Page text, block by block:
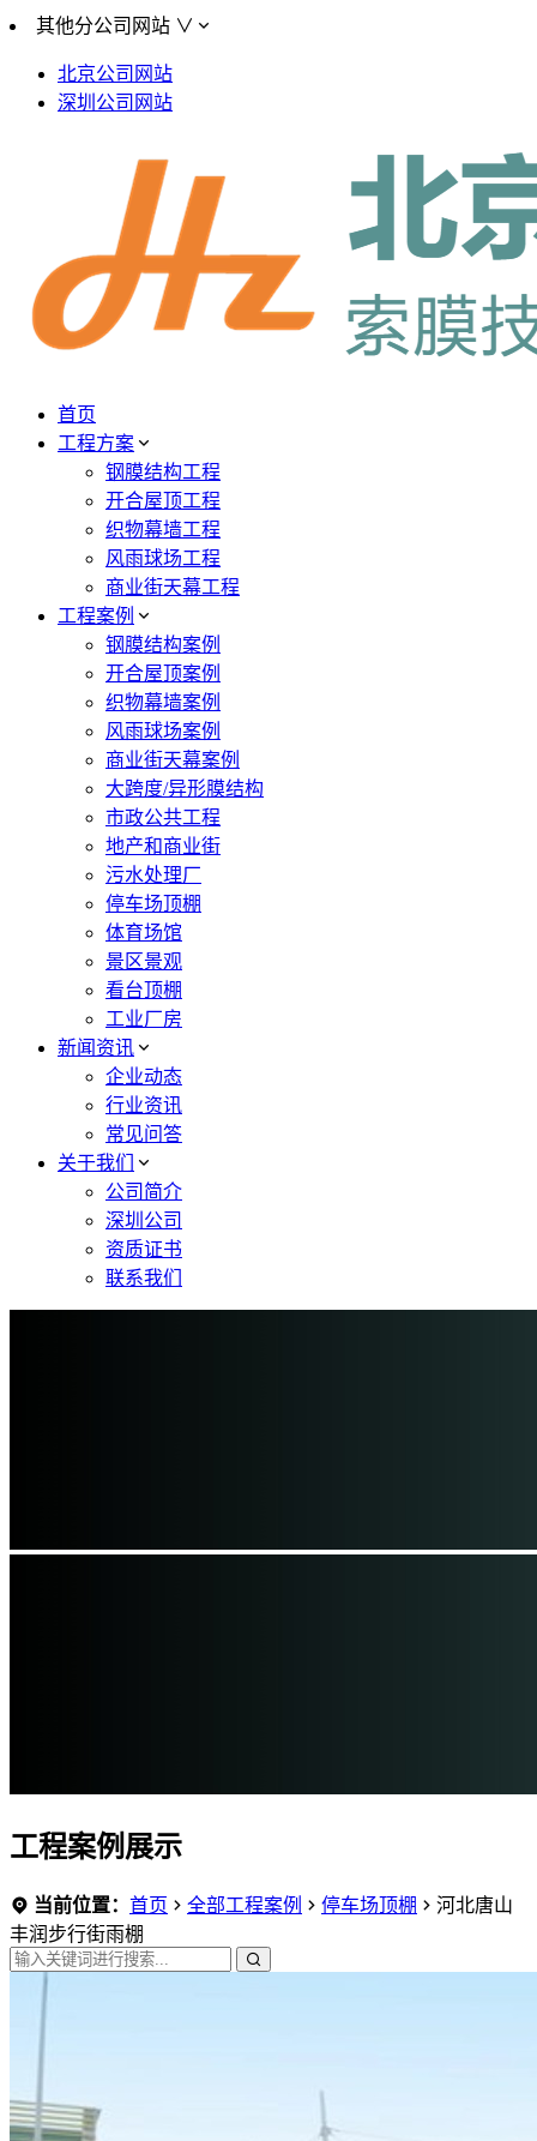
其他分公司网站 ∨
北京公司网站
深圳公司网站
首页
工程方案
钢膜结构工程
开合屋顶工程
织物幕墙工程
风雨球场工程
商业街天幕工程
工程案例
钢膜结构案例
开合屋顶案例
织物幕墙案例
风雨球场案例
商业街天幕案例
大跨度/异形膜结构
市政公共工程
地产和商业街
污水处理厂
停车场顶棚
体育场馆
景区景观
看台顶棚
工业厂房
新闻资讯
企业动态
行业资讯
常见问答
关于我们
公司简介
深圳公司
资质证书
联系我们
工程案例展示
当前位置： 首页 全部工程案例 停车场顶棚
河北唐山
丰润步行街雨棚